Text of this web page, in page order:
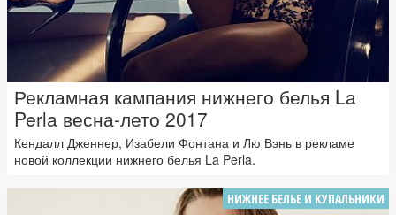
Рекламная кампания нижнего белья La
Perla весна-лето 2017
Кендалл Дженнер, Изабели Фонтана и Лю Вэнь в рекламе
новой коллекции нижнего белья La Perla.
НИЖНЕЕ БЕЛЬЕ И КУПАЛЬНИКИ